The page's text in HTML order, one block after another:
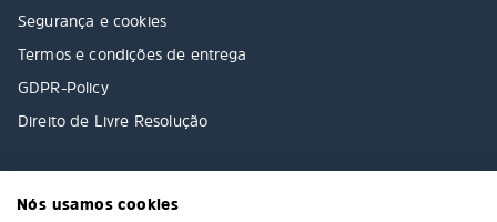
Segurança e cookies
Termos e condições de entrega
GDPR-Policy
Direito de Livre Resolução
Nós usamos cookies